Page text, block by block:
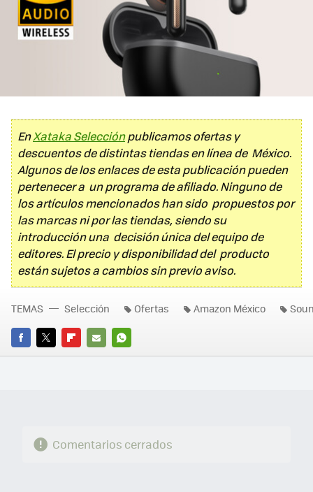
EnXataka Selecciónpublicamos ofertas y
descuentos de distintas tiendas en línea de México.
Algunos de los enlaces de esta publicación pueden
pertenecer a un programa de afiliado. Ninguno de
los artículos mencionados han sido propuestos por
las marcas ni por las tiendas, siendo su
introducción una decisión única del equipo de
editores. El precio y disponibilidad del producto
están sujetos a cambios sin previo aviso.
FACEBOOK
TWITTERFLIPBOARD
E-
WHATSAPP
TEMAS Selección Ofertas Amazon México
Comentarios cerrados